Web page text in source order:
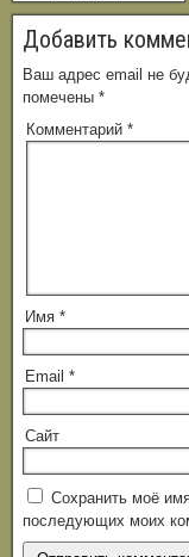
Добавить
Ваш адрес email не
помечены *
Комментарий *
Имя *
Email *
Сайт
Сохранить моё
последующих моих